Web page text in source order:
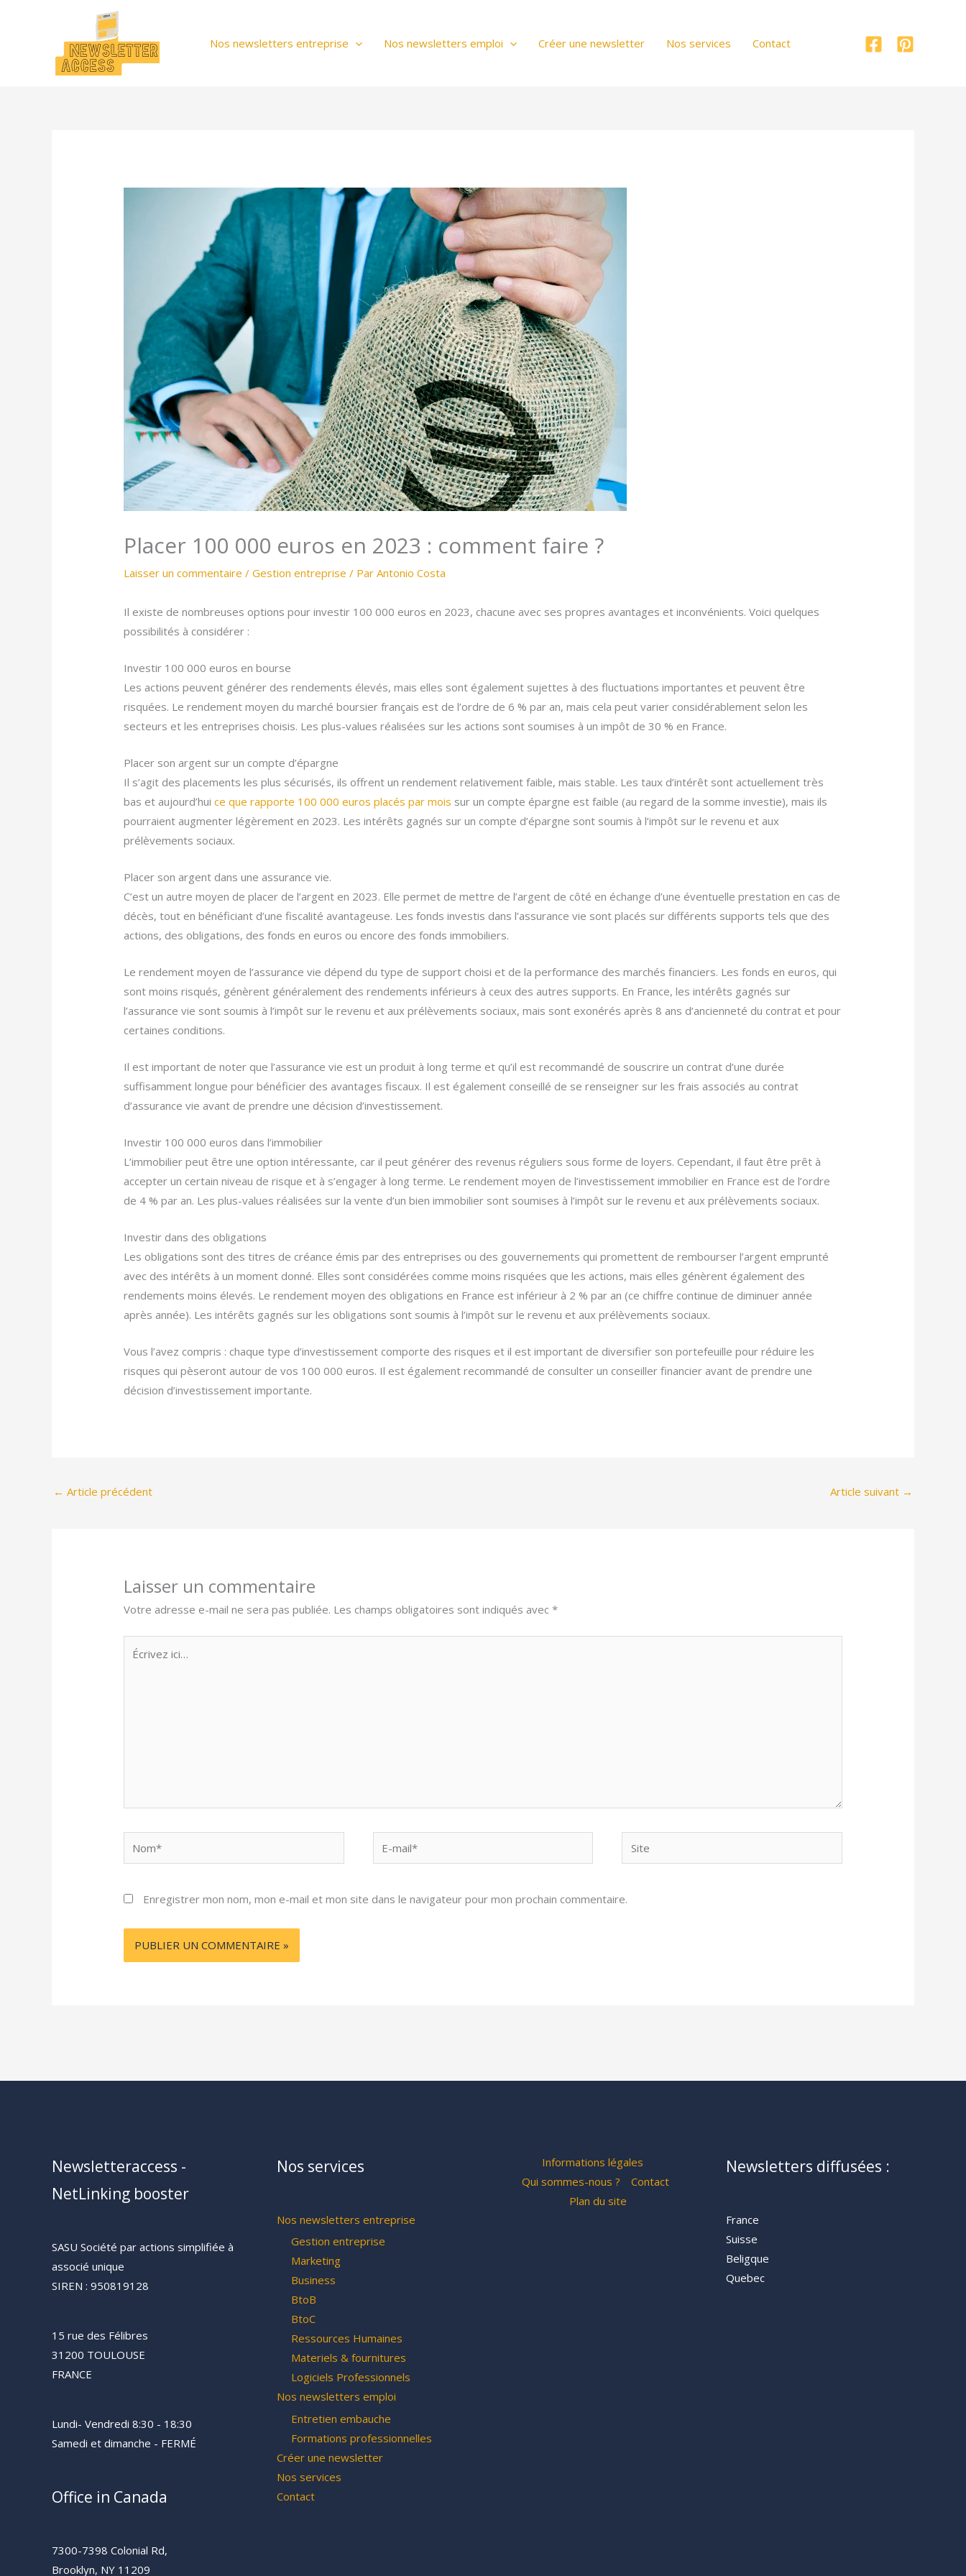
Nos newsletters entreprise Nos newsletters emploi Créer une newsletter Nos services Contact
Placer 100 000 euros en 2023 : comment faire ?
Laisser un commentaire /Gestion entreprise / ParAntonio Costa
Il existe de nombreuses options pour investir 100 000 euros en 2023, chacune avec ses propres avantages et inconvénients. Voici quelques
possibilités à considérer :
Investir 100 000 euros en bourse
Les actions peuvent générer des rendements élevés, mais elles sont également sujettes à des fluctuations importantes et peuvent être
risquées. Le rendement moyen du marché boursier français est de l’ordre de 6 % par an, mais cela peut varier considérablement selon les
secteurs et les entreprises choisis. Les plus-values réalisées sur les actions sont soumises à un impôt de 30 % en France.
Placer son argent sur un compte d’épargne
Il s’agit des placements les plus sécurisés, ils offrent un rendement relativement faible, mais stable. Les taux d’intérêt sont actuellement très
bas et aujourd’huice que rapporte 100 000 euros placés par mois sur un compte épargne est faible (au regard de la somme investie), mais ils
pourraient augmenter légèrement en 2023. Les intérêts gagnés sur un compte d’épargne sont soumis à l’impôt sur le revenu et aux
prélèvements sociaux.
Placer son argent dans une assurance vie.
C’est un autre moyen de placer de l’argent en 2023. Elle permet de mettre de l’argent de côté en échange d’une éventuelle prestation en cas de
décès, tout en bénéficiant d’une fiscalité avantageuse. Les fonds investis dans l’assurance vie sont placés sur différents supports tels que des
actions, des obligations, des fonds en euros ou encore des fonds immobiliers.
Le rendement moyen de l’assurance vie dépend du type de support choisi et de la performance des marchés financiers. Les fonds en euros, qui
sont moins risqués, génèrent généralement des rendements inférieurs à ceux des autres supports. En France, les intérêts gagnés sur
l’assurance vie sont soumis à l’impôt sur le revenu et aux prélèvements sociaux, mais sont exonérés après 8 ans d’ancienneté du contrat et pour
certaines conditions.
Il est important de noter que l’assurance vie est un produit à long terme et qu’il est recommandé de souscrire un contrat d’une durée
suffisamment longue pour bénéficier des avantages fiscaux. Il est également conseillé de se renseigner sur les frais associés au contrat
d’assurance vie avant de prendre une décision d’investissement.
Investir 100 000 euros dans l’immobilier
L’immobilier peut être une option intéressante, car il peut générer des revenus réguliers sous forme de loyers. Cependant, il faut être prêt à
accepter un certain niveau de risque et à s’engager à long terme. Le rendement moyen de l’investissement immobilier en France est de l’ordre
de 4 % par an. Les plus-values réalisées sur la vente d’un bien immobilier sont soumises à l’impôt sur le revenu et aux prélèvements sociaux.
Investir dans des obligations
Les obligations sont des titres de créance émis par des entreprises ou des gouvernements qui promettent de rembourser l’argent emprunté
avec des intérêts à un moment donné. Elles sont considérées comme moins risquées que les actions, mais elles génèrent également des
rendements moins élevés. Le rendement moyen des obligations en France est inférieur à 2 % par an (ce chiffre continue de diminuer année
après année). Les intérêts gagnés sur les obligations sont soumis à l’impôt sur le revenu et aux prélèvements sociaux.
Vous l’avez compris : chaque type d’investissement comporte des risques et il est important de diversifier son portefeuille pour réduire les
risques qui pèseront autour de vos 100 000 euros. Il est également recommandé de consulter un conseiller financier avant de prendre une
décision d’investissement importante.
← Article précédent Article suivant →
Laisser un commentaire
Votre adresse e-mail ne sera pas publiée. Les champs obligatoires sont indiqués avec*
mail*
Enregistrer mon nom, mon e-mail et mon site dans le navigateur pour mon prochain commentaire.
Newsletteraccess -
NetLinking booster
SASU Société par actions simplifiée à
associé unique
SIREN : 950819128
15 rue des Félibres
31200 TOULOUSE
FRANCE
Lundi- Vendredi 8:30 - 18:30
Samedi et dimanche - FERMÉ
Office in Canada
7300-7398 Colonial Rd,
Brooklyn, NY 11209
Nos services
Nos newsletters entreprise
Gestion entreprise
Marketing
Business
BtoB
BtoC
Ressources Humaines
Materiels & fournitures
Logiciels Professionnels
Nos newsletters emploi
Entretien embauche
Formations professionnelles
Créer une newsletter
Nos services
Contact
Informations légales
Qui sommes-nous ?
Contact
Plan du site
Newsletters diffusées :
France
Suisse
Beligque
Quebec